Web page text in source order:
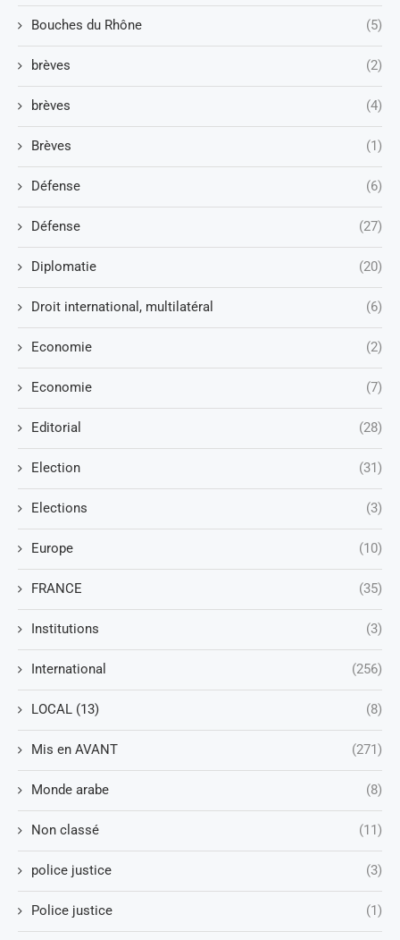
Bouches du Rhône (5)
brèves (2)
brèves (4)
Brèves (1)
Défense (6)
Défense (27)
Diplomatie (20)
Droit international, multilatéral (6)
Economie (2)
Economie (7)
Editorial (28)
Election (31)
Elections (3)
Europe (10)
FRANCE (35)
Institutions (3)
International (256)
LOCAL (13) (8)
Mis en AVANT (271)
Monde arabe (8)
Non classé (11)
police justice (3)
Police justice (1)